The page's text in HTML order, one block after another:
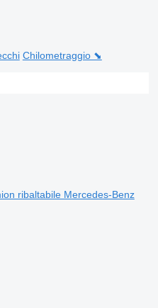
Chilometraggio ⬊
ribaltabile Mercedes-Benz